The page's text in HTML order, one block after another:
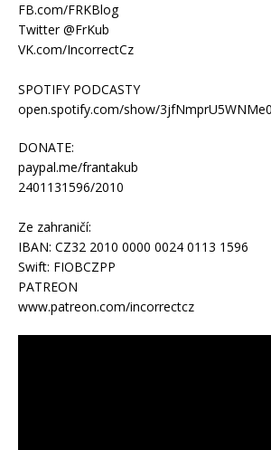
FB.com/FRKBlog
Twitter @FrKub
VK.com/IncorrectCz
SPOTIFY PODCASTY
open.spotify.com/show/
DONATE:
paypal.me/frantakub
2401131596/2010
Ze zahraničí:
IBAN: CZ32 2010 0000 0024 0113 1596
Swift: FIOBCZPP
PATREON
www.patreon.com/incorrectcz